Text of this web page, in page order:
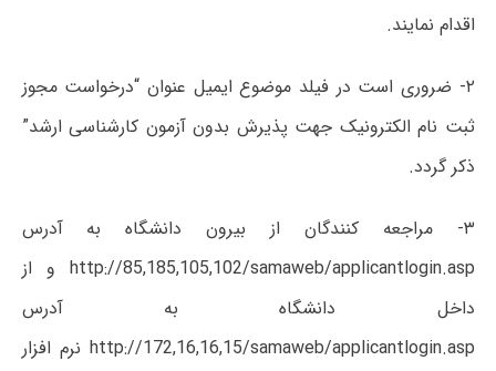
اقدام نمایند.
۲- ضروری است در فیلد موضوع ایمیل عنوان “درخواست مجوز
ثبت نام الکترونیک جهت پذیرش بدون آزمون کارشناسی ارشد”
ذکر گردد.
۳- مراجعه کنندگان از بیرون دانشگاه به آدرس
http://85,185,105,102/samaweb/applicantlogin.asp و از
داخل دانشگاه به آدرس
http://172,16,16,15/samaweb/applicantlogin.asp نرم افزار